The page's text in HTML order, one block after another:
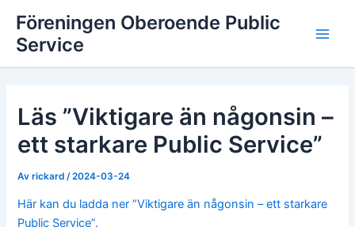
innehåll
Föreningen Oberoende Public
Service
Läs ”Viktigare än någonsin –
ett starkare Public Service”
Av rickard/2024-03-24
Här kan du ladda ner ”Viktigare än någonsin – ett starkare
Public Service”.